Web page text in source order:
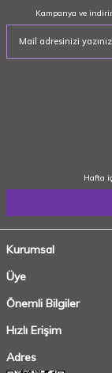
Kampanya ve
Hafta
Kurumsal
Üye
Önemli Bilgiler
Hızlı Erişim
Adres